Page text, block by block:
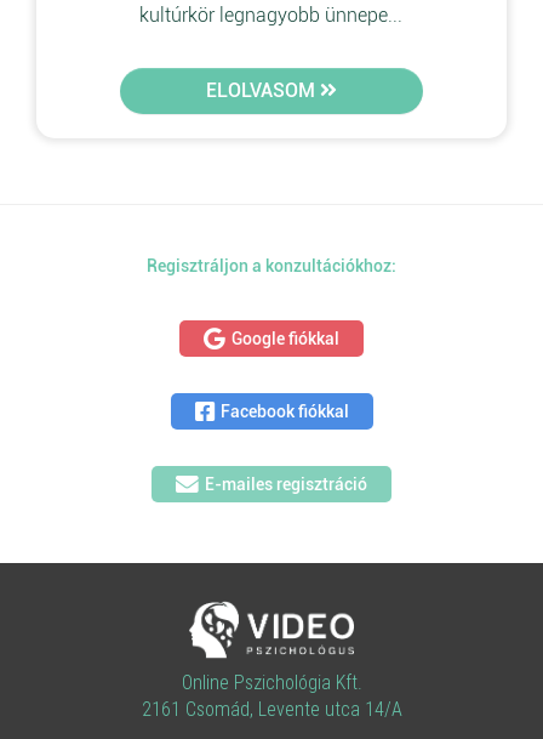
kultúrkör legnagyobb ünnepe...
ELOLVASOM
Regisztráljon a konzultációkhoz:
Google fiókkal
Facebook fiókkal
E-mailes regisztráció
Online Pszichológia Kft.
2161 Csomád, Levente utca 14/A